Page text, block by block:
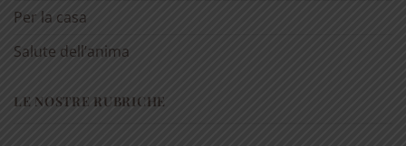
Per la casa
Salute dell’anima
LE NOSTRE RUBRICHE